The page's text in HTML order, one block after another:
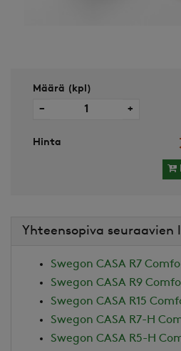
Määrä (kpl)
− +
Hinta
Yhteensopiva seuraavien
Swegon CASA R7
Swegon CASA R9
Swegon CASA R15
Swegon CASA R7-H
Swegon CASA R5-H